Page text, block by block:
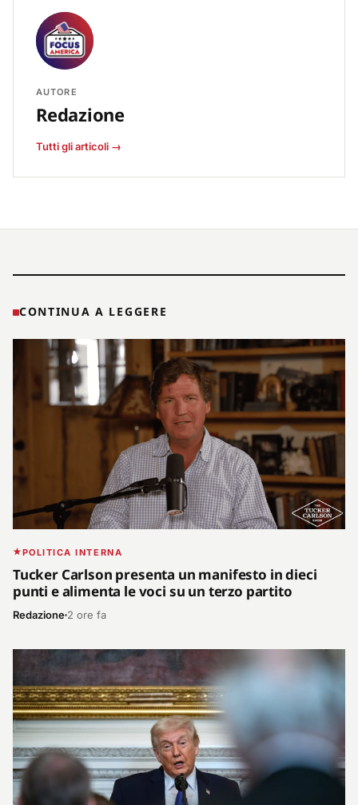
AUTORE
Redazione
Tutti gli articoli →
CONTINUA A LEGGERE
POLITICA INTERNA
Tucker Carlson presenta un manifesto in dieci
punti e alimenta le voci su un terzo partito
Redazione 2 ore fa